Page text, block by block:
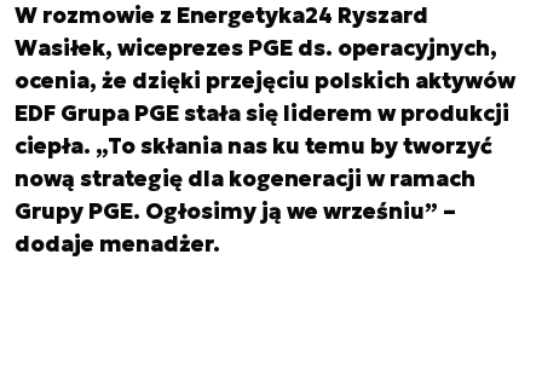
W rozmowie z Energetyka24 Ryszard
Wasiłek, wiceprezes PGE ds. operacyjnych,
ocenia, że dzięki przejęciu polskich aktywów
EDF Grupa PGE stała się liderem w produkcji
ciepła. „To skłania nas ku temu by tworzyć
nową strategię dla kogeneracji w ramach
Grupy PGE. Ogłosimy ją we wrześniu” –
dodaje menadżer.